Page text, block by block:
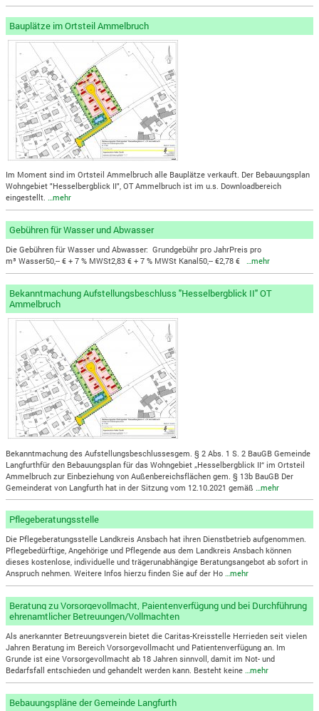
Bauplätze im Ortsteil Ammelbruch
Im Moment sind im Ortsteil Ammelbruch alle Bauplätze verkauft. Der Bebauungsplan
Wohngebiet "Hesselbergblick II", OT Ammelbruch ist im u.s. Downloadbereich
eingestellt.…mehr
Gebühren für Wasser und Abwasser
Die Gebühren für Wasser und Abwasser: Grundgebühr pro JahrPreis pro
m³ Wasser50,-- € + 7 % MWSt2,83 € + 7 % MWSt Kanal50,-- €2,78 €…mehr
Bekanntmachung Aufstellungsbeschluss "Hesselbergblick II" OT
Ammelbruch
Bekanntmachung des Aufstellungsbeschlussesgem. § 2 Abs. 1 S. 2 BauGB Gemeinde
Langfurthfür den Bebauungsplan für das Wohngebiet „Hesselbergblick II“ im Ortsteil
Ammelbruch zur Einbeziehung von Außenbereichsflächen gem. § 13b BauGB Der
Gemeinderat von Langfurth hat in der Sitzung vom 12.10.2021 gemäß
…mehr
Pflegeberatungsstelle
Die Pflegeberatungsstelle Landkreis Ansbach hat ihren Dienstbetrieb aufgenommen.
Pflegebedürftige, Angehörige und Pflegende aus dem Landkreis Ansbach können
dieses kostenlose, individuelle und trägerunabhängige Beratungsangebot ab sofort in
Anspruch nehmen. Weitere Infos hierzu finden Sie auf der Ho…mehr
Beratung zu Vorsorgevollmacht, Paientenverfügung und bei Durchführung
ehrenamtlicher Betreuungen/Vollmachten
Als anerkannter Betreuungsverein bietet die Caritas-Kreisstelle Herrieden seit vielen
Jahren Beratung im Bereich Vorsorgevollmacht und Patientenverfügung an. Im
Grunde ist eine Vorsorgevollmacht ab 18 Jahren sinnvoll, damit im Not- und
Bedarfsfall entschieden und gehandelt werden kann. Besteht keine…mehr
Bebauungspläne der Gemeinde Langfurth